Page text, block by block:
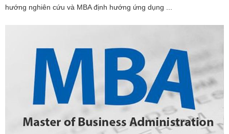
hướng nghiên cứu và MBA định hướng ứng dụng ...